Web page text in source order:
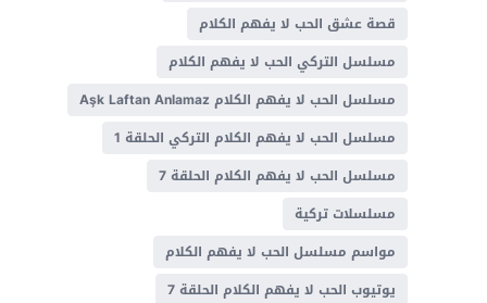
قصة عشق الحب لا يفهم الكلام
مسلسل التركي الحب لا يفهم الكلام
مسلسل الحب لا يفهم الكلام Aşk Laftan Anlamaz
مسلسل الحب لا يفهم الكلام التركي الحلقة 1
مسلسل الحب لا يفهم الكلام الحلقة 7
مسلسلات تركية
مواسم مسلسل الحب لا يفهم الكلام
يوتيوب الحب لا يفهم الكلام الحلقة 7